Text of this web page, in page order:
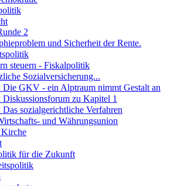
2
und Sicherheit der Rente.
steuern - Fiskalpolitik
Sozialversicherung...
GKV - ein Alptraum nimmt Gestalt an
zu Kapitel 1
sozialgerichtliche Verfahren
und Währungsunion
für die Zukunft